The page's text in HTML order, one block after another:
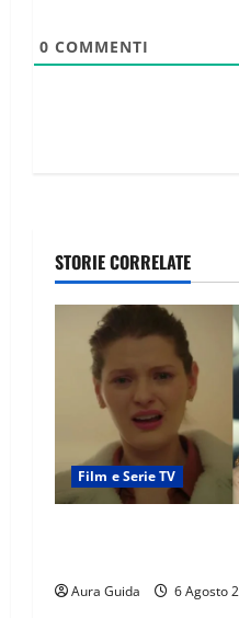
0 COMMENTI
STORIE CORRELATE
Film e Serie TV
Aura Guida 6 Agosto